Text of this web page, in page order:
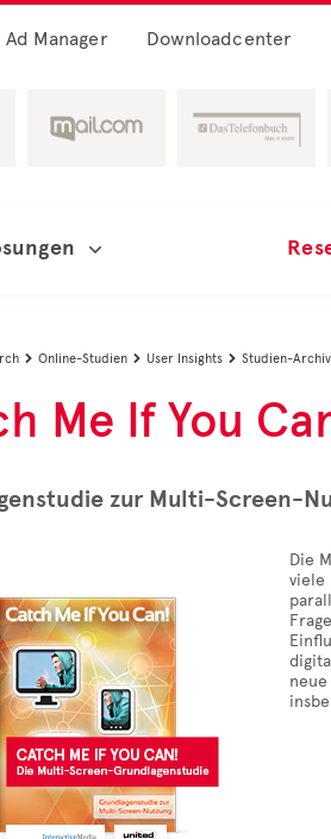
Ad Manager Downloadcenter
 Online-Studien  User Insights  Studien-Archiv
Me If You
zur Multi-Screen-
Die
viele